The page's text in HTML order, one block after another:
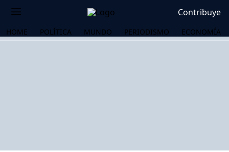
Contribuye
HOME POLÍTICA MUNDO PERIODISMO ECONOMÍA